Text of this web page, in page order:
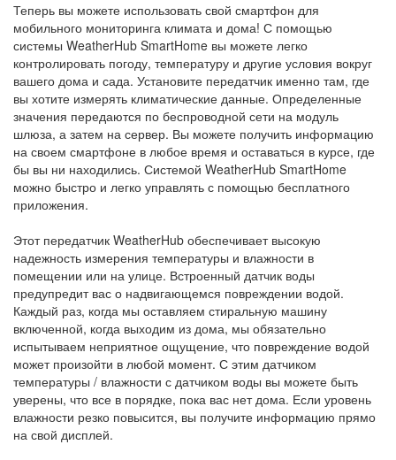
Теперь вы можете использовать свой смартфон для
мобильного мониторинга климата и дома! С помощью
системы WeatherHub SmartHome вы можете легко
контролировать погоду, температуру и другие условия вокруг
вашего дома и сада. Установите передатчик именно там, где
вы хотите измерять климатические данные. Определенные
значения передаются по беспроводной сети на модуль
шлюза, а затем на сервер. Вы можете получить информацию
на своем смартфоне в любое время и оставаться в курсе, где
бы вы ни находились. Системой WeatherHub SmartHome
можно быстро и легко управлять с помощью бесплатного
приложения.
Этот передатчик WeatherHub обеспечивает высокую
надежность измерения температуры и влажности в
помещении или на улице. Встроенный датчик воды
предупредит вас о надвигающемся повреждении водой.
Каждый раз, когда мы оставляем стиральную машину
включенной, когда выходим из дома, мы обязательно
испытываем неприятное ощущение, что повреждение водой
может произойти в любой момент. С этим датчиком
температуры / влажности с датчиком воды вы можете быть
уверены, что все в порядке, пока вас нет дома. Если уровень
влажности резко повысится, вы получите информацию прямо
на свой дисплей.